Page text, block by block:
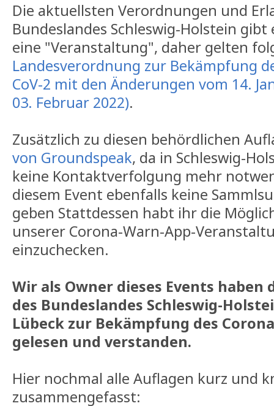
Die aktuellsten Verordnungen und
Bundeslandes Schleswig-Holstein gibt
eine "Veranstaltung", daher gelten
Landesverordnung zur Bekämpfung
CoV-2 mit den Änderungen vom 14.
03. Februar 2022).
Zusätzlich zu diesen behördlichen
von Groundspeak, da in Schleswig-
keine Kontaktverfolgung mehr
diesem Event ebenfalls keine
geben Stattdessen habt ihr die
unserer Corona-Warn-App-
einzuchecken.
Wir als Owner dieses Events haben
des Bundeslandes Schleswig-
Lübeck zur Bekämpfung des
gelesen und verstanden.
Hier nochmal alle Auflagen kurz und
zusammengefasst: